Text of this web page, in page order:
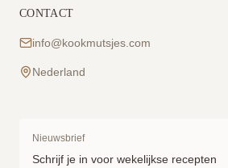
CONTACT
info@kookmutsjes.com
Nederland
Nieuwsbrief
Schrijf je in voor wekelijkse recepten